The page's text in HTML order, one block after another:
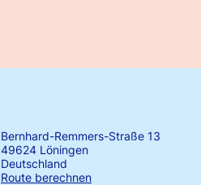
Bernhard-Remmers-Straße 13
49624 Löningen
Deutschland
Route berechnen